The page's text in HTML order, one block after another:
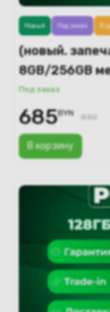
(новый.
8GB/256GB
(черный)
Под заказ
В корзину
Новый Под заказ В
685BYN 830